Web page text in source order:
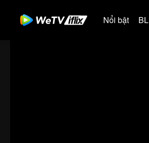
Nổi bật BL